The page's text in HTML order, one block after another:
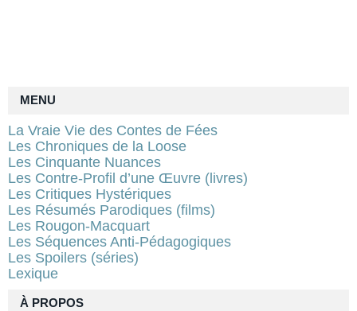
À PROPOS
MENU
La Vraie Vie des Contes de Fées
Les Chroniques de la Loose
Les Cinquante Nuances
Les Contre-Profil d’une Œuvre (livres)
Les Critiques Hystériques
Les Résumés Parodiques (films)
Les Rougon-Macquart
Les Séquences Anti-Pédagogiques
Les Spoilers (séries)
Lexique